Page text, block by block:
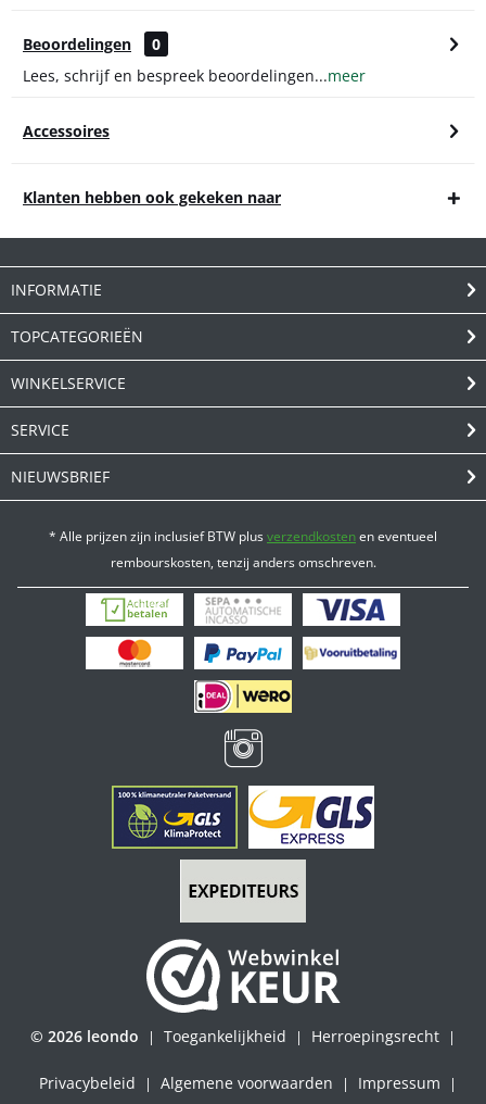
Beoordelingen
0
Lees, schrijf en bespreek beoordelingen...meer
Accessoires
Klanten hebben ook gekeken naar
INFORMATIE
TOPCATEGORIEËN
WINKELSERVICE
SERVICE
NIEUWSBRIEF
* Alle prijzen zijn inclusief BTW plusverzendkostenen eventueel
rembourskosten, tenzij anders omschreven.
© 2026 leondo | Toegankelijkheid | Herroepingsrecht |
Privacybeleid | Algemene voorwaarden | Impressum |